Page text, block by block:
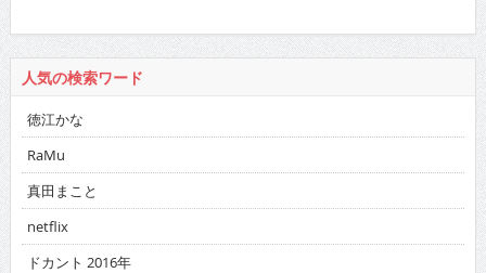
人気の検索ワード
徳江かな
RaMu
真田まこと
netflix
ドカント 2016年